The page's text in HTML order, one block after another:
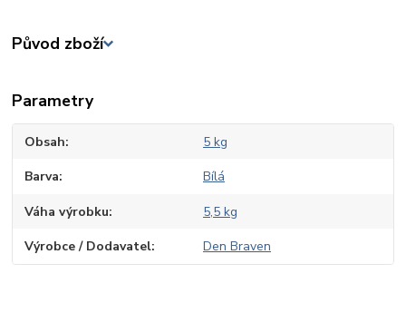
Původ zboží
Parametry
Obsah 5 kg
Barva Bílá
Váha výrobku 5,5 kg
Výrobce / Dodavatel Den Braven